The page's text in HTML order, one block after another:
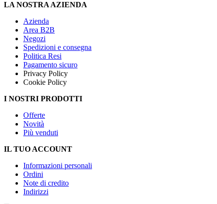
LA NOSTRA AZIENDA
Azienda
Area B2B
Negozi
Spedizioni e consegna
Politica Resi
Pagamento sicuro
Privacy Policy
Cookie Policy
I NOSTRI PRODOTTI
Offerte
Novità
Più venduti
IL TUO ACCOUNT
Informazioni personali
Ordini
Note di credito
Indirizzi